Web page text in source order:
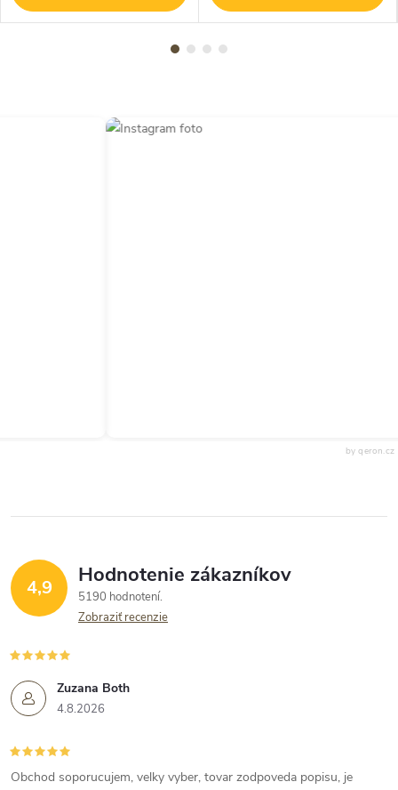
by qeron.cz
4,9 Hodnotenie zákazníkov
5190 hodnotení
Zobraziť recenzie
Zuzana Both
4.8.2026
Obchod soporucujem, velky vyber, tovar zodpoveda popisu, je